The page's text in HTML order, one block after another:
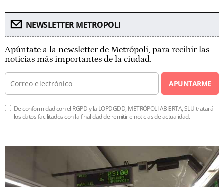
NEWSLETTER METROPOLI
Apúntate a la newsletter de Metrópoli, para recibir las
noticias más importantes de la ciudad.
APUNTARME
De conformidad con el RGPD y la LOPDGDD, METRÓPOLI ABIERTA, SLU tratará
los datos facilitados con la finalidad de remitirle noticias de actualidad.